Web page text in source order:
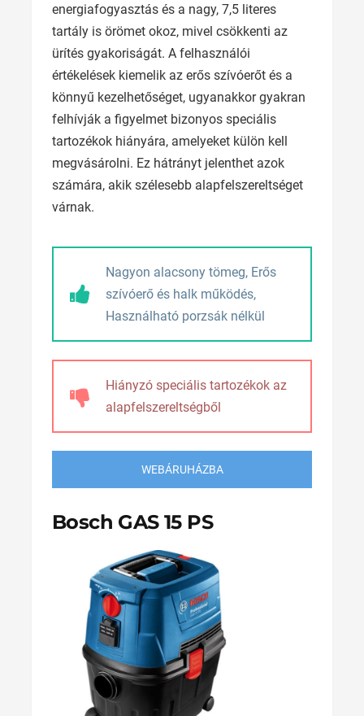
energiafogyasztás és a nagy, 7,5 literes
tartály is örömet okoz, mivel csökkenti az
ürítés gyakoriságát. A felhasználói
értékelések kiemelik az erős szívóerőt és a
könnyű kezelhetőséget, ugyanakkor gyakran
felhívják a figyelmet bizonyos speciális
tartozékok hiányára, amelyeket külön kell
megvásárolni. Ez hátrányt jelenthet azok
számára, akik szélesebb alapfelszereltséget
várnak.
Nagyon alacsony tömeg, Erős
szívóerő és halk működés,
Használható porzsák nélkül
Hiányzó speciális tartozékok az
alapfelszereltségből
WEBÁRUHÁZBA
Bosch GAS 15 PS